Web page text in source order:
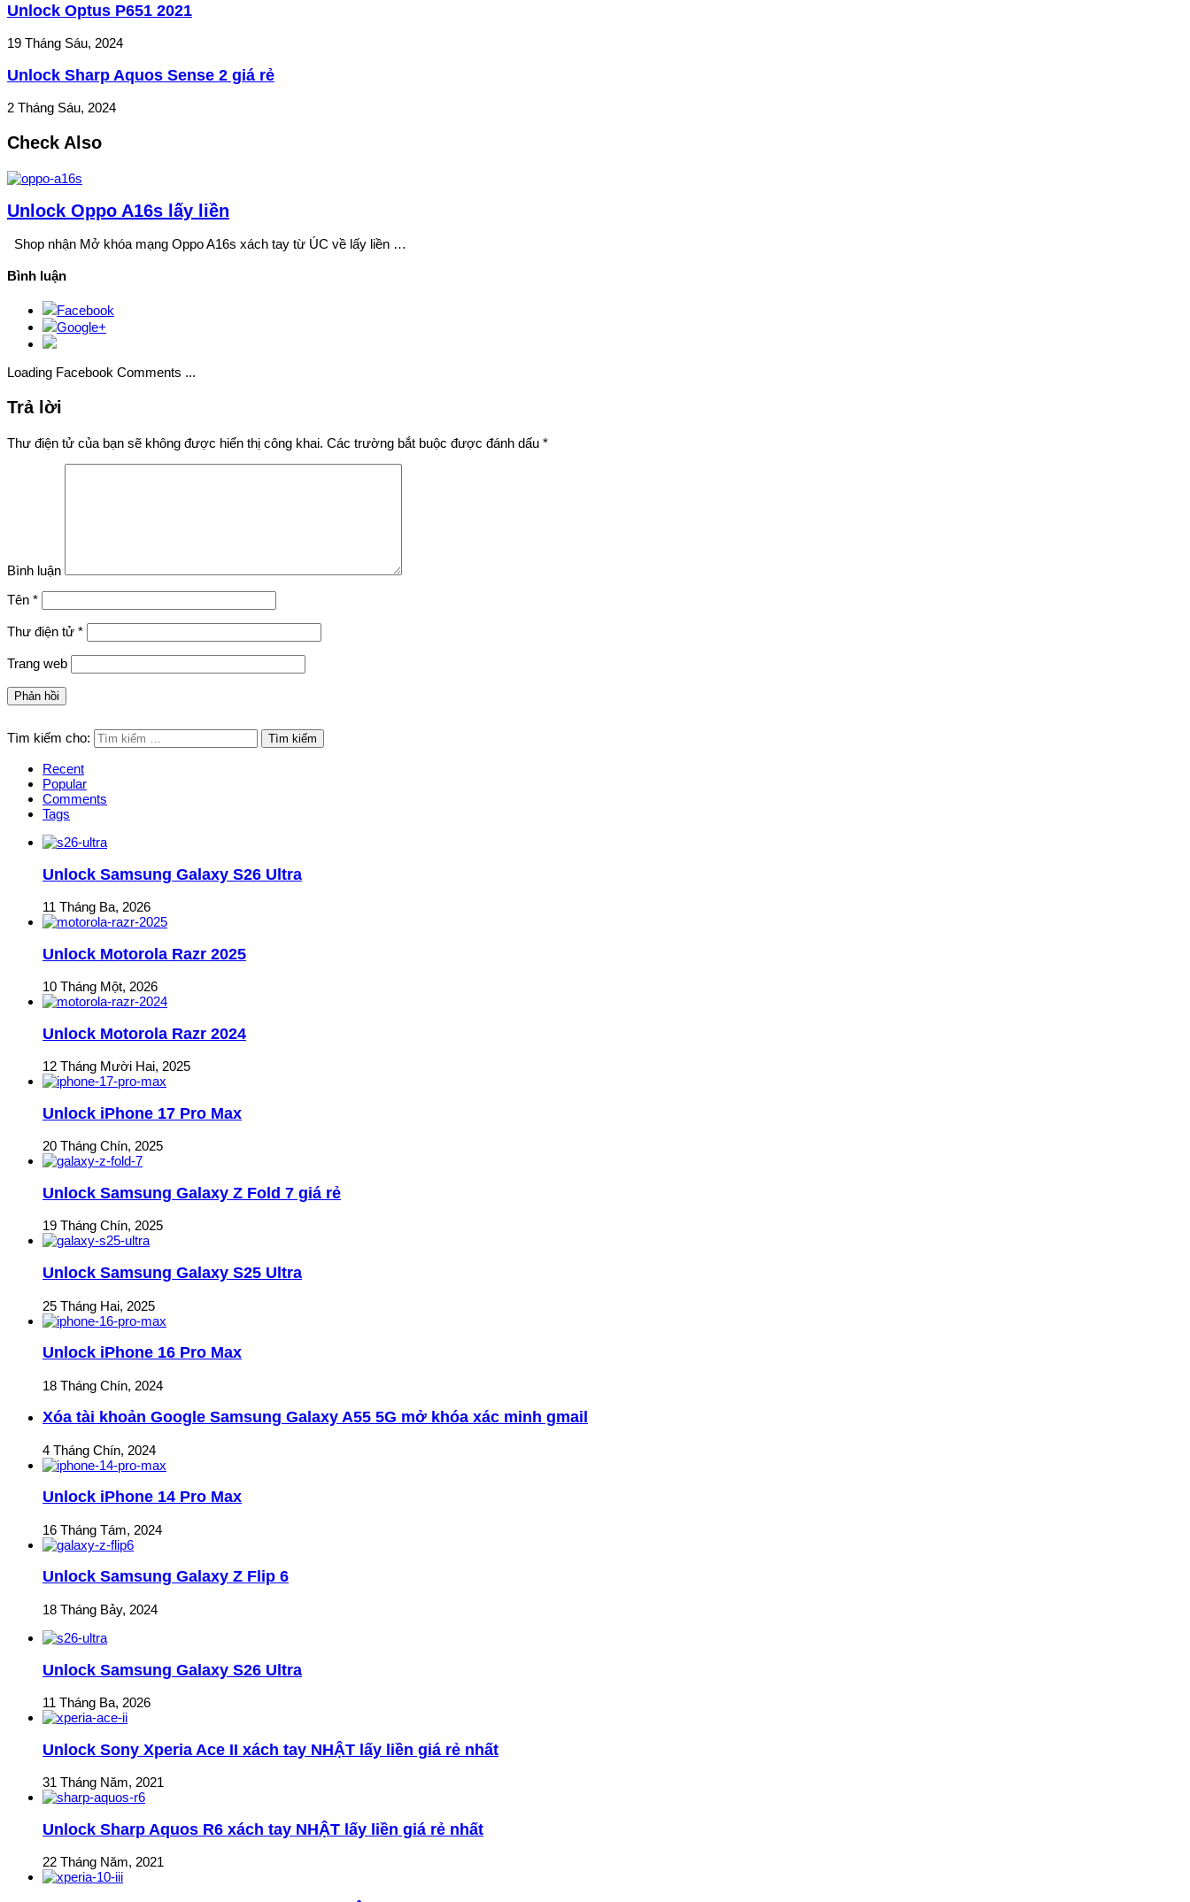
Unlock Optus P651 2021
19 Tháng Sáu, 2024
Unlock Sharp Aquos Sense 2 giá rẻ
2 Tháng Sáu, 2024
Check Also
Unlock Oppo A16s lấy liền
Shop nhận Mở khóa mạng Oppo A16s xách tay từ ÚC về lấy liền …
Bình luận
Facebook
Google+
Loading Facebook Comments ...
Trả lời
Thư điện tử của bạn sẽ không được hiển thị công khai. Các trường bắt buộc được đánh dấu *
Bình luận
Tên *
Thư điện tử *
Trang web
Tìm kiếm cho:
Recent
Popular
Comments
Tags
Unlock Samsung Galaxy S26 Ultra
11 Tháng Ba, 2026
Unlock Motorola Razr 2025
10 Tháng Một, 2026
Unlock Motorola Razr 2024
12 Tháng Mười Hai, 2025
Unlock iPhone 17 Pro Max
20 Tháng Chín, 2025
Unlock Samsung Galaxy Z Fold 7 giá rẻ
19 Tháng Chín, 2025
Unlock Samsung Galaxy S25 Ultra
25 Tháng Hai, 2025
Unlock iPhone 16 Pro Max
18 Tháng Chín, 2024
Xóa tài khoản Google Samsung Galaxy A55 5G mở khóa xác minh gmail
4 Tháng Chín, 2024
Unlock iPhone 14 Pro Max
16 Tháng Tám, 2024
Unlock Samsung Galaxy Z Flip 6
18 Tháng Bảy, 2024
Unlock Samsung Galaxy S26 Ultra
11 Tháng Ba, 2026
Unlock Sony Xperia Ace II xách tay NHẬT lấy liền giá rẻ nhất
31 Tháng Năm, 2021
Unlock Sharp Aquos R6 xách tay NHẬT lấy liền giá rẻ nhất
22 Tháng Năm, 2021